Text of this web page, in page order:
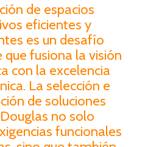
de espacios
eficientes y
es un desafío
fusiona la visión
con la excelencia
La selección e
de soluciones
no solo
funcionales